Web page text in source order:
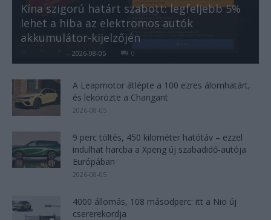
Kína szigorú határt szabott: legfeljebb 5%
lehet a hiba az elektromos autók
akkumulátor-kijelzőjén
- 2026-08-05 0
A Leapmotor átlépte a 100 ezres álomhatárt,
és lekörözte a Changant
2026-08-05
9 perc töltés, 450 kilométer hatótáv – ezzel
indulhat harcba a Xpeng új szabadidő-autója
Európában
2026-08-05
4000 állomás, 108 másodperc: itt a Nio új
csererekordja